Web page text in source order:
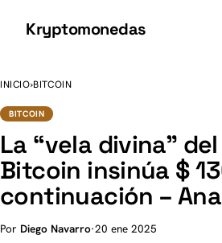
Kryptomonedas
INICIO›BITCOIN
BITCOIN
La “vela divina” del
Bitcoin insinúa $
continuación –
Por Diego Navarro·20 ene 2025